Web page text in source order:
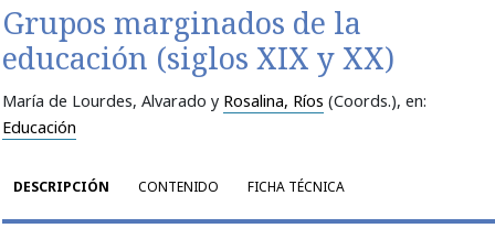
Grupos marginados de la
educación (siglos XIX y XX)
María de Lourdes, Alvarado y Rosalina, Ríos (Coords.), en:
Educación
DESCRIPCIÓN CONTENIDO FICHA TÉCNICA